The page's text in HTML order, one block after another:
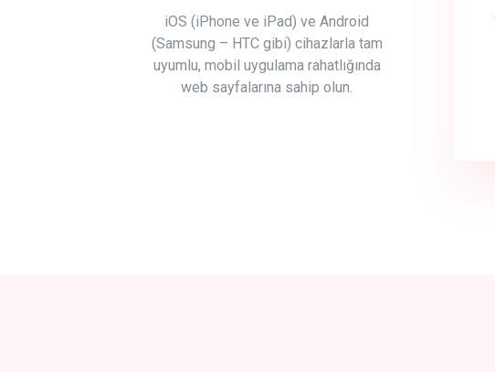
iOS (iPhone ve iPad) ve Android
(Samsung – HTC gibi) cihazlarla tam
uyumlu, mobil uygulama rahatlığında
web sayfalarına sahip olun.